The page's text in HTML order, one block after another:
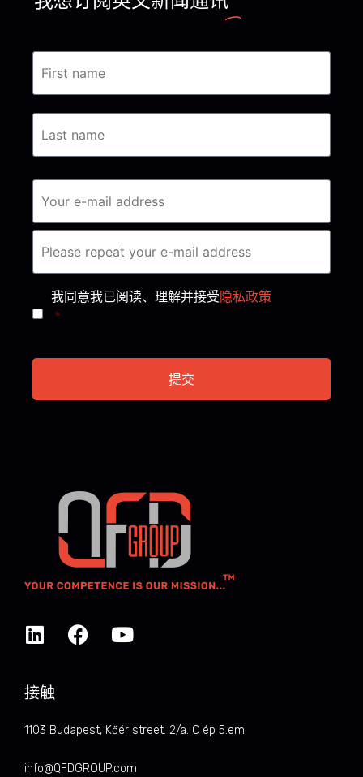
Consent *
我同意我已阅读、理解并接受隐私政策
*
接触
1103 Budapest, Kőér street. 2/a. C ép 5.em.
info@QFDGROUP.com